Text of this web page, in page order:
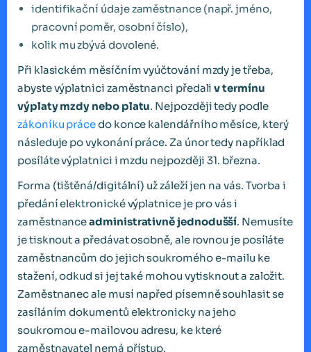
identifikační údaje zaměstnance (např. jméno,
pracovní poměr, osobní číslo),
kolik mu zbývá dovolené.
Při klasickém měsíčním vyúčtování mzdy je třeba,
abyste výplatnici zaměstnanci předaliv termínu
výplaty mzdy nebo platu. Nejpozději tedy podle
zákoníku prácedo konce kalendářního měsíce, který
následuje po vykonání práce. Za únor tedy například
posíláte výplatnici i mzdu nejpozději 31. března.
Forma (tištěná/digitální) už záleží jen na vás. Tvorba i
předání elektronické výplatnice je pro vás i
zaměstnanceadministrativně jednodušší. Nemusíte
je tisknout a předávat osobně, ale rovnou je posíláte
zaměstnancům do jejich soukromého e-mailu ke
stažení, odkud si jej také mohou vytisknout a založit.
Zaměstnanec ale musí napřed písemně souhlasit se
zasíláním dokumentů elektronicky na jeho
soukromou e-mailovou adresu, ke které
zaměstnavatel nemá přístup.